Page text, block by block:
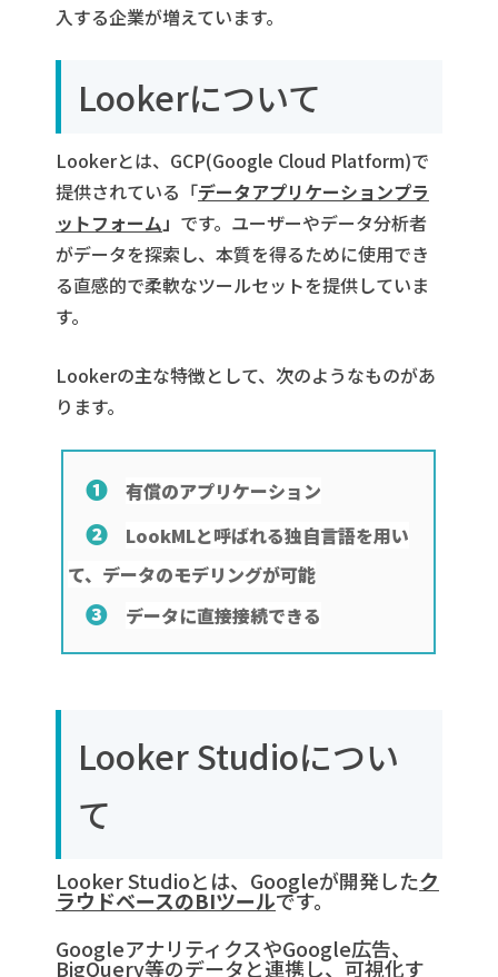
入する企業が増えています。
Lookerについて
Lookerとは、GCP(Google Cloud Platform)で
提供されている「データアプリケーションプラ
ットフォーム」 です。 ユーザーやデータ分析者
がデータを探索し、本質を得るために使用でき
る直感的で柔軟なツールセットを提供していま
す。
Lookerの主な特徴として、次のようなものがあ
ります。
❶ 有償のアプリケーション
❷
LookMLと呼ばれる独自言語を用い
て、データのモデリングが可能
❸ データに直接接続できる
Looker Studioについ
て
Looker Studioとは、Googleが開発したク
ラウドベースのBIツールです。
GoogleアナリティクスやGoogle広告、
BigQuery等のデータと連携し、可視化す